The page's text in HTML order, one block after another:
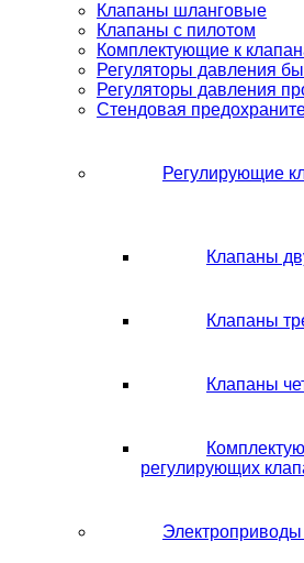
Клапаны шланговые
Клапаны с пилотом
Комплектующие к
Регуляторы давления
Регуляторы давления
Стендовая
Регулирующие
Клапаны
Клапаны
Клапаны
регулирующих